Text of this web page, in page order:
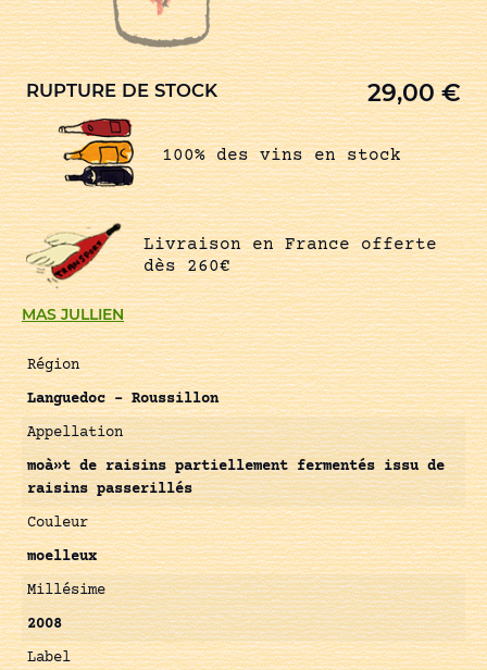
MAS JULLIEN
Région
Languedoc – Roussillon
Appellation
moà»t de raisins partiellement fermentés issu de
raisins passerillés
Couleur
moelleux
Millésime
2008
Label
RUPTURE DE STOCK 29,00€
100% des vins en stock
Livraison en France offerte
dès 260€